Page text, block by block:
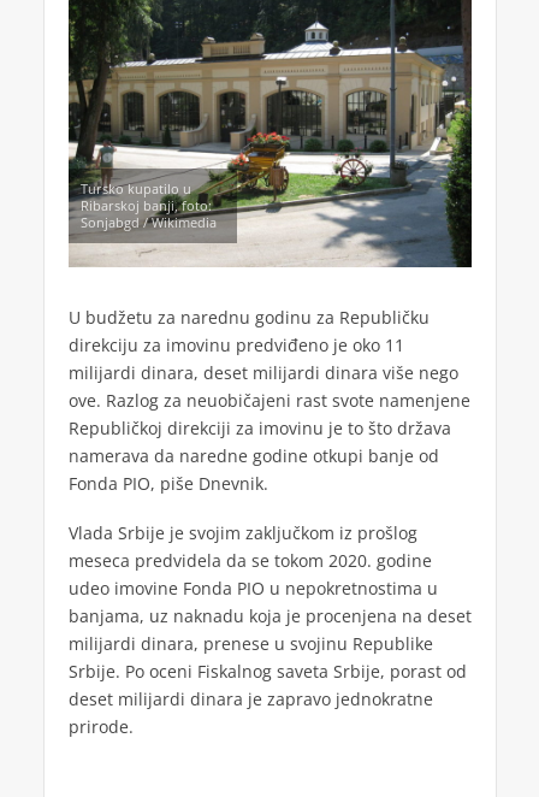
Tursko kupatilo u
Ribarskoj banji, foto:
Sonjabgd / Wikimedia
U budžetu za narednu godinu za Republičku
direkciju za imovinu predviđeno je oko 11
milijardi dinara, deset milijardi dinara više nego
ove. Razlog za neuobičajeni rast svote namenjene
Republičkoj direkciji za imovinu je to što država
namerava da naredne godine otkupi banje od
Fonda PIO, piše Dnevnik.
Vlada Srbije je svojim zaključkom iz prošlog
meseca predvidela da se tokom 2020. godine
udeo imovine Fonda PIO u nepokretnostima u
banjama, uz naknadu koja je procenjena na deset
milijardi dinara, prenese u svojinu Republike
Srbije. Po oceni Fiskalnog saveta Srbije, porast od
deset milijardi dinara je zapravo jednokratne
prirode.